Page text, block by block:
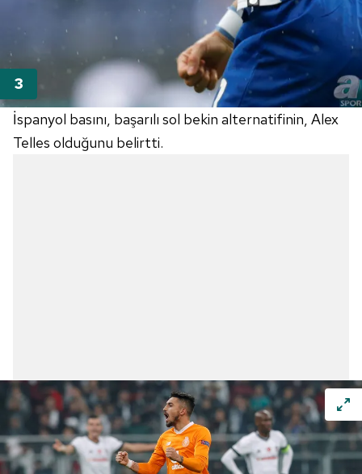
İspanyol basını, başarılı sol bekin alternatifinin, Alex
Telles olduğunu belirtti.